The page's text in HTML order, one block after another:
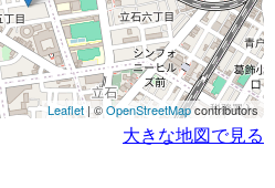
Leaflet | ©OpenStreetMapcontributors
大きな地図で見る